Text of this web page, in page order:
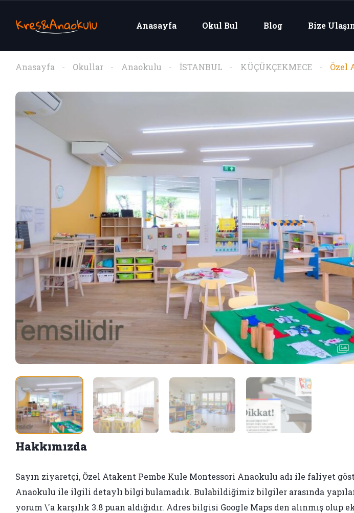
Anasayfa Okul Bul Blog Bize
Anasayfa Okullar Anaokulu İSTANBUL KÜÇÜKÇEKMECE Özel
Hakkımızda
Sayın ziyaretçi, Özel Atakent Pembe Kule Montessori Anaokulu adı ile faliyet
Anaokulu ile ilgili detaylı bilgi bulamadık. Bulabildiğimiz bilgiler arasında
yorum \'a karşılık 3.8 puan aldığıdır. Adres bilgisi Google Maps den alınmış olup